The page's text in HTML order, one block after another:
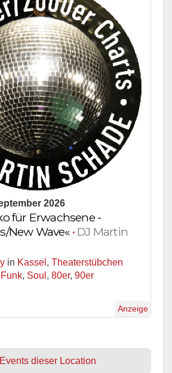
2026
für Erwachsene -
New Wave« • DJ Martin
in Kassel , Theaterstübchen
Funk, Soul , 80er, 90er
Anzeige
dieser Location